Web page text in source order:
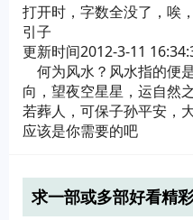
打开时，字数全没了，唉
引子
更新时间2012-3-11
何为风水？风水指的便
向，望夜空星星，运自然
若葬人，可保子孙平安，
应该是你需要的吧
求一部或多部好看精